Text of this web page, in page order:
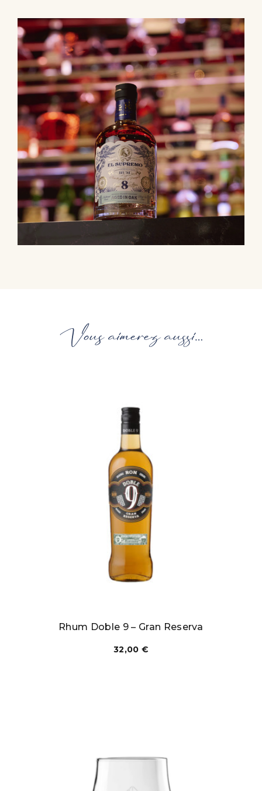
Vous aimerez aussi…
Rhum Doble 9 – Gran Reserva
32,00 €